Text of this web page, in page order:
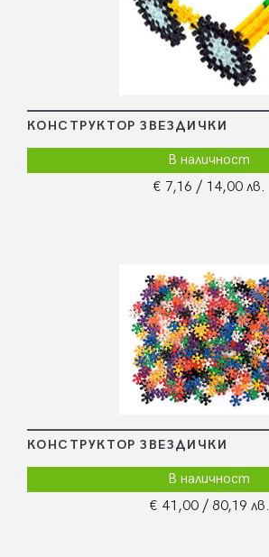
КОНСТРУКТОР ЗВЕЗДИЧКИ
В наличност
€ 7,16 / 14,00 лв.
КОНСТРУКТОР ЗВЕЗДИЧКИ
В наличност
€ 41,00 / 80,19 лв.